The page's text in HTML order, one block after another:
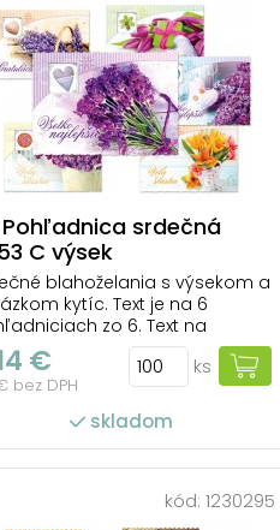
Pohľadnica srdečná
C výsek
blahoželania s výsekom a
kytíc. Text je na 6
zo 6. Text na
strane: Všetko najlepšie,
Vel'a šťastia, Všetko
Vel'a šťastia, Gratulácia
na zadnej strane: Pohľadnica 1
najlepši...
ks v balení: 100
€
€ bez DPH
ks
skladom
kód: 1230295